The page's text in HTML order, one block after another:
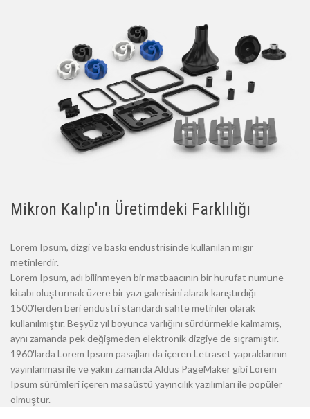
Mikron Kalıp'ın Üretimdeki Farklılığı
Lorem Ipsum, dizgi ve baskı endüstrisinde kullanılan mıgır
metinlerdir.
Lorem Ipsum, adı bilinmeyen bir matbaacının bir hurufat numune
kitabı oluşturmak üzere bir yazı galerisini alarak karıştırdığı
1500'lerden beri endüstri standardı sahte metinler olarak
kullanılmıştır. Beşyüz yıl boyunca varlığını sürdürmekle kalmamış,
aynı zamanda pek değişmeden elektronik dizgiye de sıçramıştır.
1960'larda Lorem Ipsum pasajları da içeren Letraset yapraklarının
yayınlanması ile ve yakın zamanda Aldus PageMaker gibi Lorem
Ipsum sürümleri içeren masaüstü yayıncılık yazılımları ile popüler
olmuştur.